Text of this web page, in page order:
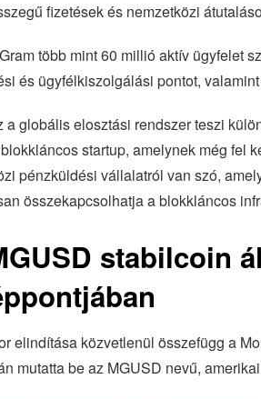
fizetések és nemzetközi
több mint 60 millió aktív ügyfelet
és ügyfélkiszolgálási pontot,
a globális elosztási rendszer teszi
startup, amelynek még fel
pénzküldési vállalatról van szó,
összekapcsolhatja a blokkláncos
stabilcoin
elindítása közvetlenül összefügg a
mutatta be az MGUSD nevű,